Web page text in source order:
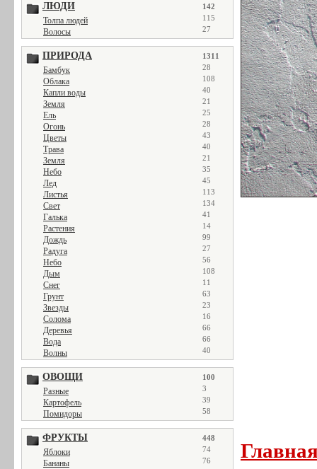
ЛЮДИ 142
Толпа людей 115
Волосы 27
ПРИРОДА 1311
Бамбук 28
Облака 108
Капли воды 40
Земля 21
Ель 25
Огонь 28
Цветы 43
Трава 40
Земля 21
Небо 35
Лед 45
Листья 113
Свет 134
Галька 41
Растения 14
Дождь 99
Радуга 27
Небо 56
Дым 108
Снег 11
Грунт 63
Звезды 23
Солома 16
Деревья 66
Вода 66
Волны 40
ОВОЩИ 100
Разные 3
Картофель 39
Помидоры 58
ФРУКТЫ 448
Яблоки 74
Бананы 76